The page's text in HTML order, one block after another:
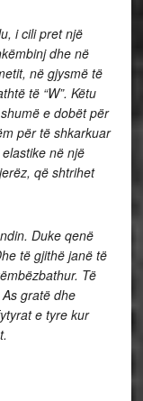
i cili pret një
dhe në
në gjysmë të
të “W”. Këtu
e dobët për
për të shkarkuar
në një
që shtrihet
Duke qenë
të gjithë janë të
Të
gratë dhe
e tyre kur